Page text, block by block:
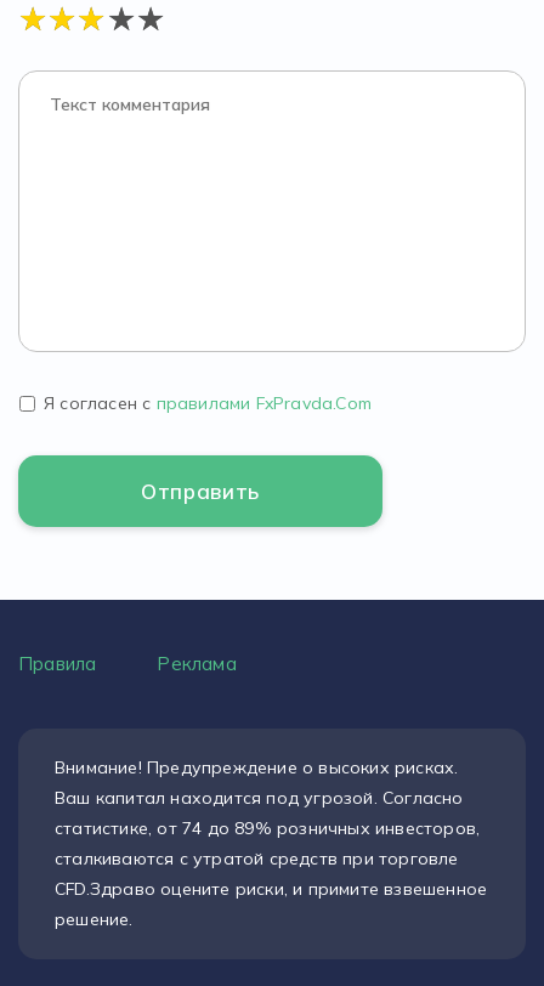
Я согласен с правилами FxPravda.Com
Правила Реклама
Внимание! Предупреждение о высоких рисках.
Ваш капитал находится под угрозой. Согласно
статистике, от 74 до 89% розничных инвесторов,
сталкиваются с утратой средств при торговле
CFD.Здраво оцените риски, и примите взвешенное
решение.